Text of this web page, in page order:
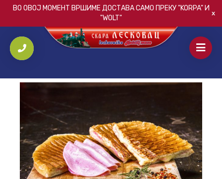
ВО ОВОЈ МОМЕНТ ВРШИМЕ ДОСТАВА САМО ПРЕКУ"KORPA"И
"WOLT"
ПОЧЕТНА
ТОСТ СО ШУНКА, МЛЕЧЕН КАШКАВАЛ И
ПОМФРИТ